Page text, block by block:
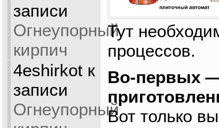
записи
Огнеупорный
кирпич
4eshirkotк
записи
Огнеупорный
Тут
процессов.
Во-первых
Вот только